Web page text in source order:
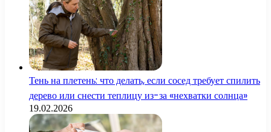
Тень на плетень: что делать, если сосед требует спилить
дерево или снести теплицу из-за «нехватки солнца»
19.02.2026